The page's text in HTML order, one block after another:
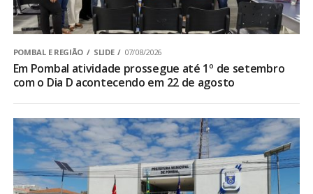
POMBAL E REGIÃO SLIDE 07/08/2026
Em Pombal atividade prossegue até 1º de setembro
com o Dia D acontecendo em 22 de agosto